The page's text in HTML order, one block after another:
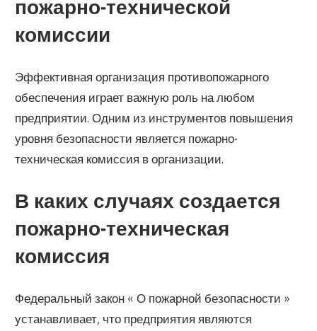
пожарно-технической
комиссии
Эффективная организация противопожарного
обеспечения играет важную роль на любом
предприятии. Одним из инструментов повышения
уровня безопасности является пожарно-
техническая комиссия в организации.
В каких случаях создается
пожарно-техническая
комиссия
Федеральный закон « О пожарной безопасности »
устанавливает, что предприятия являются